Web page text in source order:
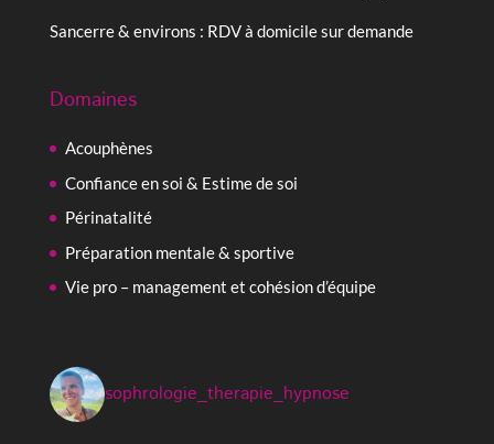
Sancerre & environs : RDV à domicile sur demande
Domaines
Acouphènes
Confiance en soi & Estime de soi
Périnatalité
Préparation mentale & sportive
Vie pro – management et cohésion d’équipe
sophrologie_therapie_hypnose